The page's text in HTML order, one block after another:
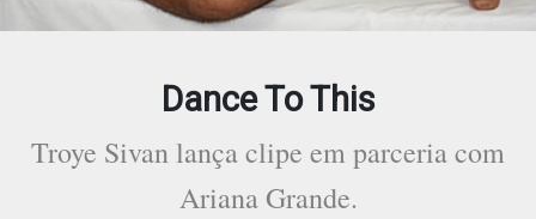
Dance To This
Troye Sivan lança clipe em parceria com
Ariana Grande.